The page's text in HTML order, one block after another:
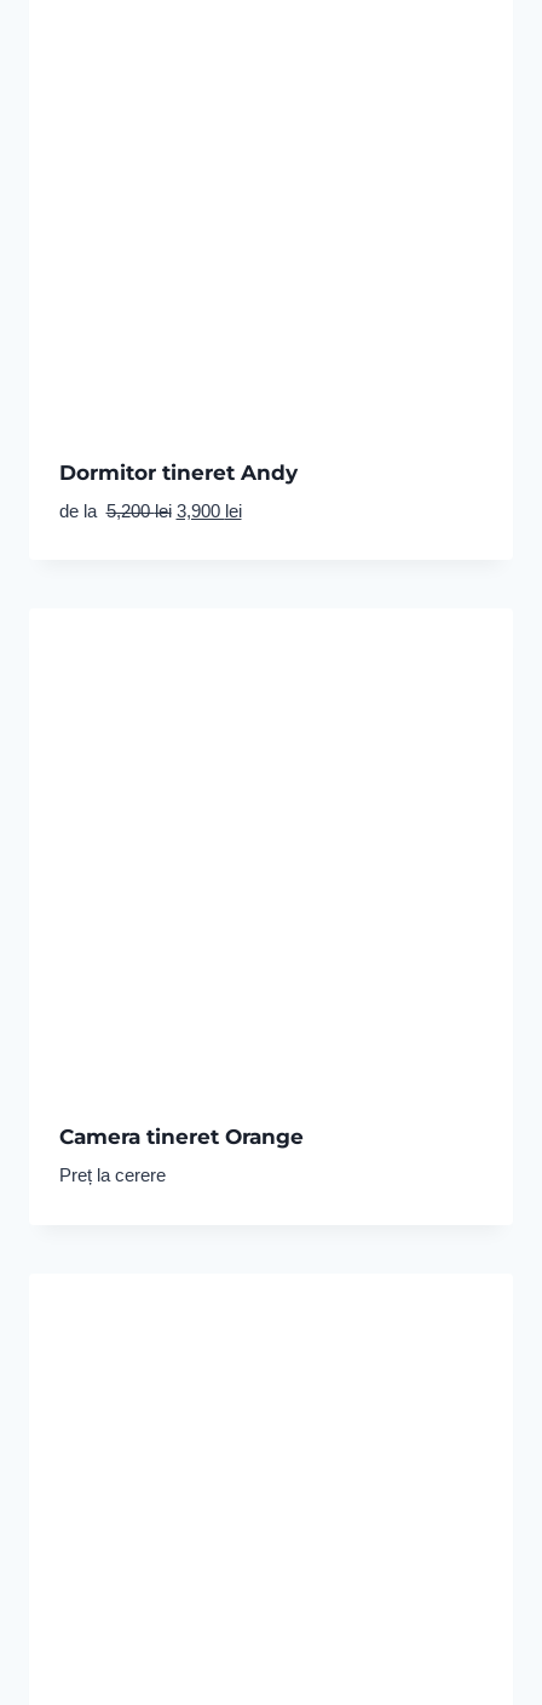
Dormitor tineret Andy
de la5,200lei Prețul
3,900 leiPrețul
Camera tineret Orange
Preț la cerere